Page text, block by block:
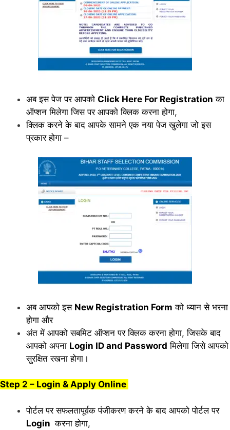
अब इस पेज पर आपको Click Here For Registration का
ऑप्शन मिलेगा जिस पर आपको क्लिक करना होगा,
क्लिक करने के बाद आपके सामने एक नया पेज खुलेगा जो इस
प्रकार होगा –
अब आपको इस New Registration Form को ध्यान से भरना
होगा और
अंत में आपको सबमिट ऑप्शन पर क्लिक करना होगा, जिसके बाद
आपको अपना Login ID and Password मिलेगा जिसे आपको
सुरक्षित रखना होगा।
Step 2 – Login & Apply Online
पोर्टल पर सफलतापूर्वक पंजीकरण करने के बाद आपको पोर्टल पर
Login करना होगा,